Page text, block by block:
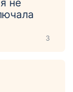
не
3